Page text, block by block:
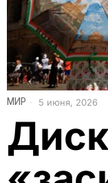
МИР 5 июня, 2026